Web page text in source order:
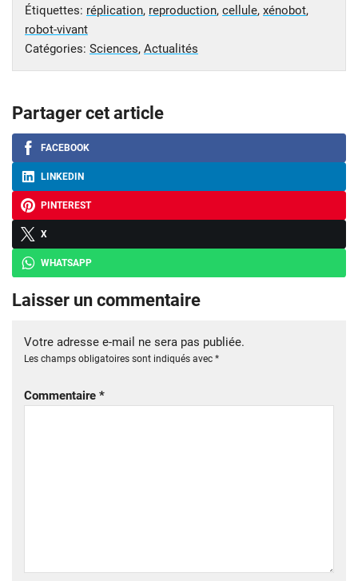
Étiquettes: réplication, reproduction, cellule, xénobot,
robot-vivant
Catégories: Sciences, Actualités
Partager cet article
FACEBOOK
LINKEDIN
PINTEREST
X
WHATSAPP
Laisser un commentaire
Votre adresse e-mail ne sera pas publiée.
Les champs obligatoires sont indiqués avec *
Commentaire *